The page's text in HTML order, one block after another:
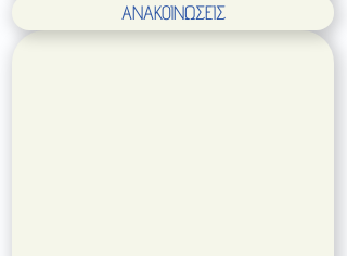
ΑΝΑΚΟΙΝΩΣΕΙΣ